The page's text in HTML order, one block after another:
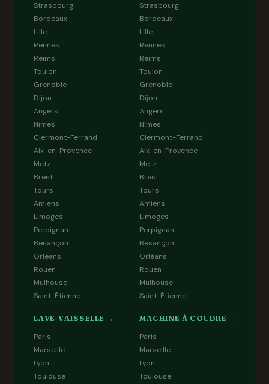
Strasbourg
Bordeaux
Lille
Rennes
Reims
Toulon
Grenoble
Dijon
Angers
Nîmes
Clermont-Ferrand
Aix-en-Provence
Metz
Brest
Tours
Amiens
Limoges
Perpignan
Besançon
Orléans
Rouen
Mulhouse
Saint-Étienne
Strasbourg
Bordeaux
Lille
Rennes
Reims
Toulon
Grenoble
Dijon
Angers
Nîmes
Clermont-Ferrand
Aix-en-Provence
Metz
Brest
Tours
Amiens
Limoges
Perpignan
Besançon
Orléans
Rouen
Mulhouse
Saint-Étienne
LAVE-VAISSELLE →
Paris
Marseille
Lyon
Toulouse
MACHINE À COUDRE →
Paris
Marseille
Lyon
Toulouse